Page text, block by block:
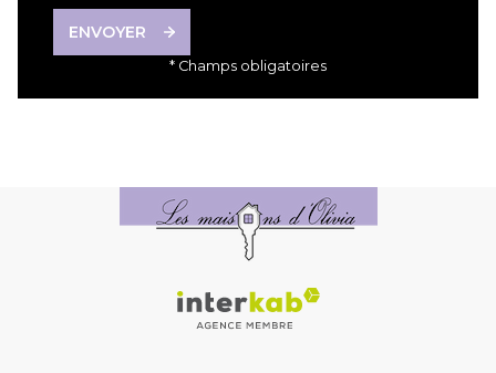
ENVOYER
* Champs obligatoires